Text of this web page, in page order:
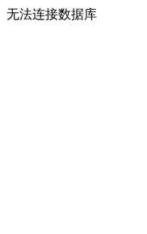
无法连接数据库